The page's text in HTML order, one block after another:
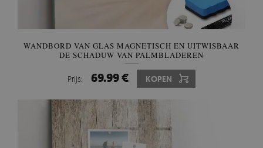
WANDBORD VAN GLAS MAGNETISCH EN UITWISBAAR
DE SCHADUW VAN PALMBLADEREN
Prijs: 69.99 € KOPEN